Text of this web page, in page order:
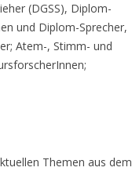
(DGSS), Diplom-
und Diplom-Sprecher,
Atem-, Stimm- und
Themen aus dem